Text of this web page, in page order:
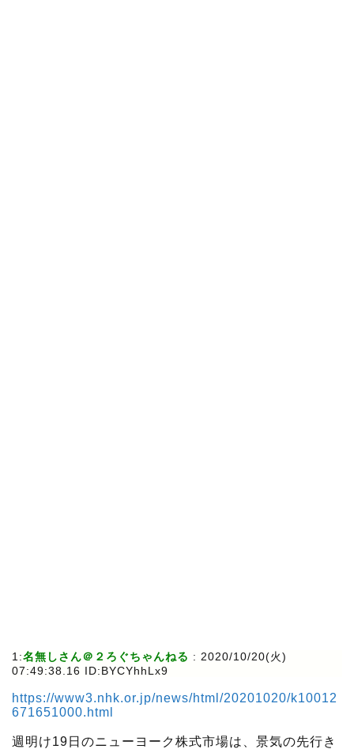
1:名無しさん＠２ろぐちゃんねる : 2020/10/20(火)
07:49:38.16 ID:BYCYhhLx9
https://www3.nhk.or.jp/news/html/20201020/k10012
671651000.html
週明け19日のニューヨーク株式市場は、景気の先行き